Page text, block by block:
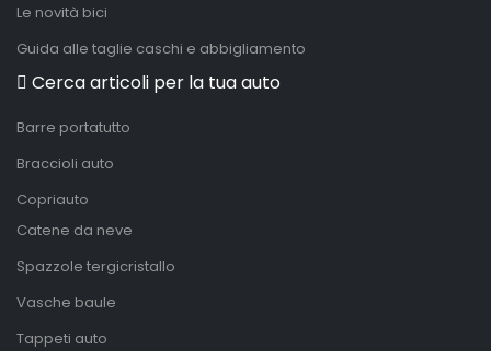
Le novità bici
Guida alle taglie caschi e abbigliamento
Cerca articoli per la tua auto
Barre portatutto
Braccioli auto
Copriauto
Catene da neve
Spazzole tergicristallo
Vasche baule
Tappeti auto